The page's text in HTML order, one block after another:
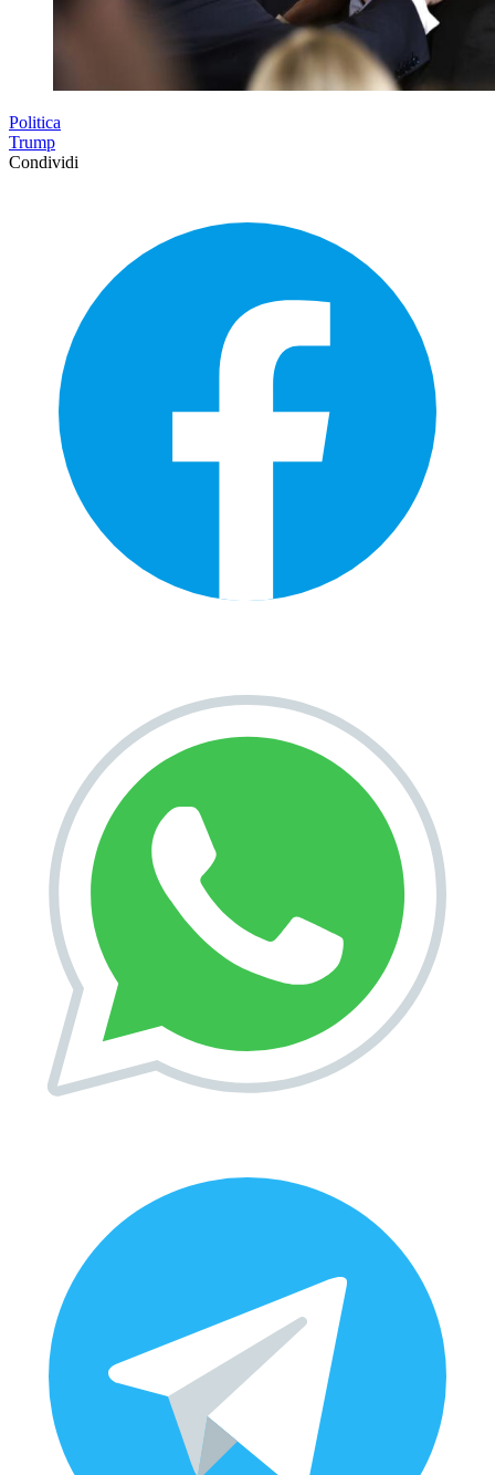
Politica
Trump
Condividi